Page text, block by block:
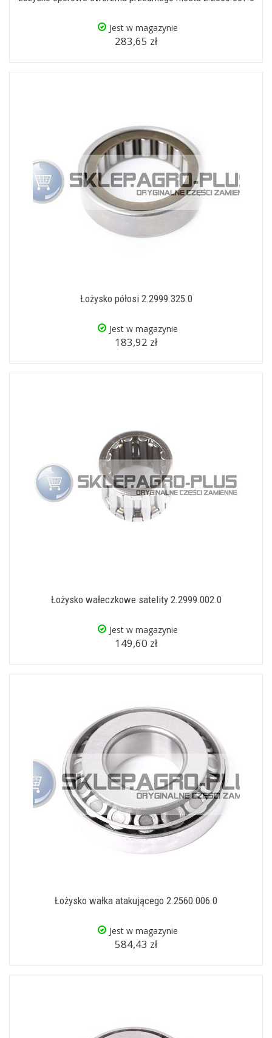
Jest w magazynie
283,65 zł
Łożysko półosi 2.2999.325.0
Jest w magazynie
183,92 zł
Łożysko wałeczkowe satelity 2.2999.002.0
Jest w magazynie
149,60 zł
Łożysko wałka atakującego 2.2560.006.0
Jest w magazynie
584,43 zł